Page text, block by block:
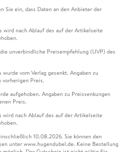
Sie ein, dass Daten an den Anbieter der
wird nach Ablauf des auf der Artikelseite
unverbindliche Preisempfehlung (UVP) des
vom Verlag gesenkt. Angaben zu
vorherigen Preis.
aufgehoben. Angaben zu Preissenkungen
Preis.
wird nach Ablauf des auf der Artikelseite
10.08.2026. Sie können den
unter www.hugendubel.de. Keine Bestellung